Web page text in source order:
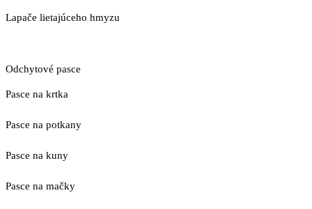
Lapače lietajúceho hmyzu
Odchytové pasce
Pasce na krtka
Pasce na potkany
Pasce na kuny
Pasce na mačky